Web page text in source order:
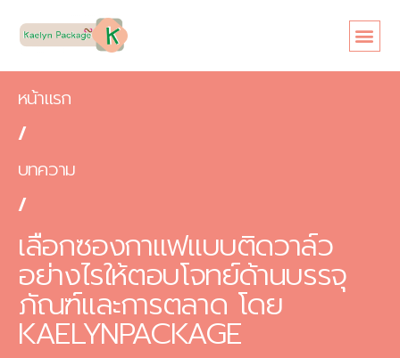
หน้าแรก
/
บทความ
/
เลือกซองกาแฟแบบติดวาล์ว
อย่างไรให้ตอบโจทย์ด้านบรรจุ
ภัณฑ์และการตลาด โดย
KAELYNPACKAGE